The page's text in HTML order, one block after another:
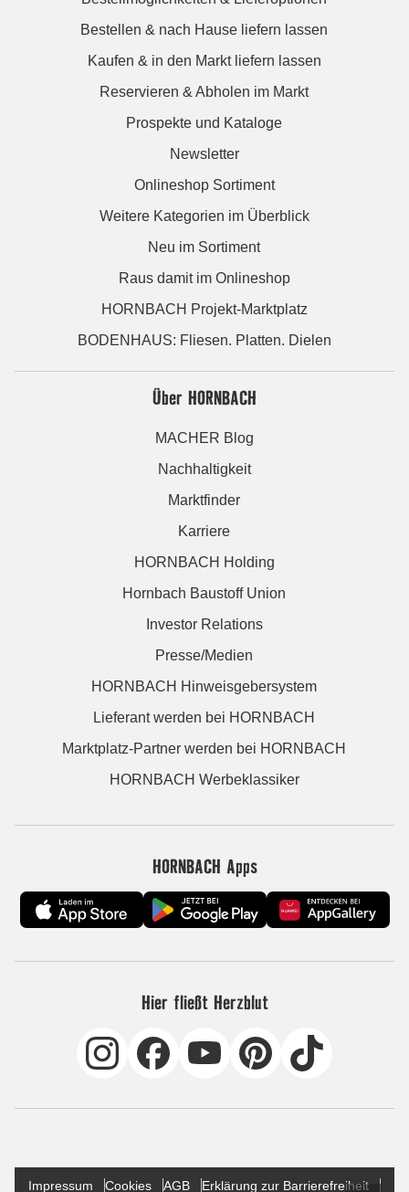
Bestellen & nach Hause liefern lassen
Kaufen & in den Markt liefern lassen
Reservieren & Abholen im Markt
Prospekte und Kataloge
Newsletter
Onlineshop Sortiment
Weitere Kategorien im Überblick
Neu im Sortiment
Raus damit im Onlineshop
HORNBACH Projekt-Marktplatz
BODENHAUS: Fliesen. Platten. Dielen
Über HORNBACH
MACHER Blog
Nachhaltigkeit
Marktfinder
Karriere
HORNBACH Holding
Hornbach Baustoff Union
Investor Relations
Presse/Medien
HORNBACH Hinweisgebersystem
Lieferant werden bei HORNBACH
Marktplatz-Partner werden bei HORNBACH
HORNBACH Werbeklassiker
HORNBACH Apps
Hier fließt Herzblut
Impressum Cookies AGB Erklärung zur Barrierefreiheit